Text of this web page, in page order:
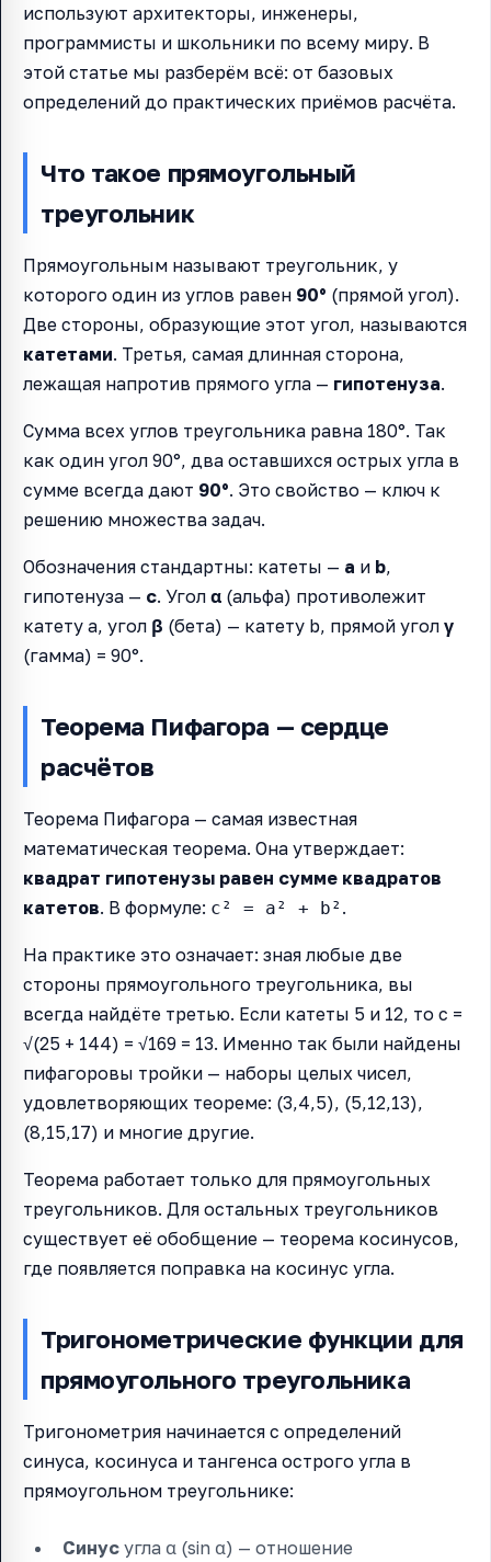
используют архитекторы, инженеры,
программисты и школьники по всему миру. В
этой статье мы разберём всё: от базовых
определений до практических приёмов расчёта.
Что такое прямоугольный
треугольник
Прямоугольным называют треугольник, у
которого один из углов равен 90° (прямой угол).
Две стороны, образующие этот угол, называются
катетами. Третья, самая длинная сторона,
лежащая напротив прямого угла — гипотенуза.
Сумма всех углов треугольника равна 180°. Так
как один угол 90°, два оставшихся острых угла в
сумме всегда дают 90°. Это свойство — ключ к
решению множества задач.
Обозначения стандартны: катеты — a и b,
гипотенуза — c. Угол α (альфа) противолежит
катету a, угол β (бета) — катету b, прямой угол γ
(гамма) = 90°.
Теорема Пифагора — сердце
расчётов
Теорема Пифагора — самая известная
математическая теорема. Она утверждает:
квадрат гипотенузы равен сумме квадратов
катетов. В формуле: c² = a² + b² .
На практике это означает: зная любые две
стороны прямоугольного треугольника, вы
всегда найдёте третью. Если катеты 5 и 12, то c =
√(25 + 144) = √169 = 13. Именно так были найдены
пифагоровы тройки — наборы целых чисел,
удовлетворяющих теореме: (3,4,5), (5,12,13),
(8,15,17) и многие другие.
Теорема работает только для прямоугольных
треугольников. Для остальных треугольников
существует её обобщение — теорема косинусов,
где появляется поправка на косинус угла.
Тригонометрические функции для
прямоугольного треугольника
Тригонометрия начинается с определений
синуса, косинуса и тангенса острого угла в
прямоугольном треугольнике:
Синус угла α (sin α) — отношение